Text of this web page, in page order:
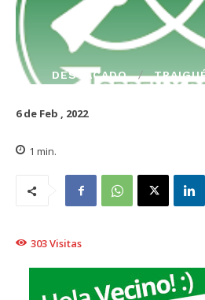
DESTACADO
6 de Feb , 2022
1 min.
303Visitas